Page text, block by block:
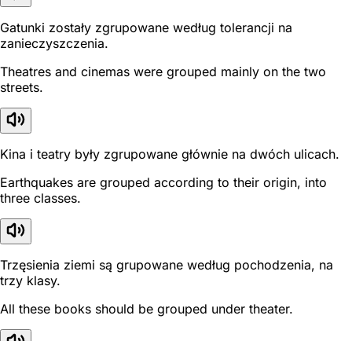
Gatunki zostały zgrupowane według tolerancji na
zanieczyszczenia.
Theatres and cinemas were grouped mainly on the two
streets.
Kina i teatry były zgrupowane głównie na dwóch ulicach.
Earthquakes are grouped according to their origin, into
three classes.
Trzęsienia ziemi są grupowane według pochodzenia, na
trzy klasy.
All these books should be grouped under theater.